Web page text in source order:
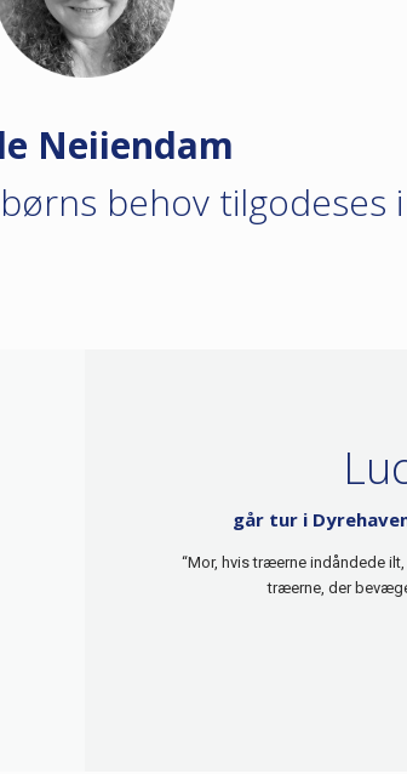
Neiiendam
behov tilgodeses
går tur i
“Mor, hvis træerne indåndede
træerne, der